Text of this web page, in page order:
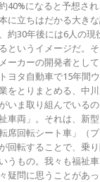
40%になると予想さ
に立ちはだかる大き
約30年後には6人の現
というイメージだ。
ーカーの開発者とし
ヨタ自動車で15年間
をとりまとめる、中
いま取り組んでいる
車両」。それは、新
席回転シート車」（プ
回転することで、乗
うもの。我々も福祉
疑問に思うことがあ